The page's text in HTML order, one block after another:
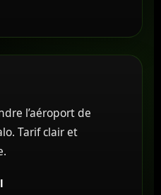
l’aéroport de
Tarif clair et